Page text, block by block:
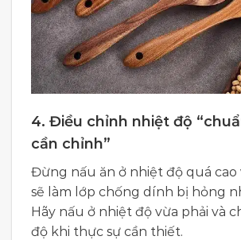
4. Điều chỉnh nhiệt độ
cần chỉnh”
Đừng nấu ăn ở nhiệt độ quá cao
sẽ làm lớp chống dính bị hỏng
Hãy nấu ở nhiệt độ vừa phải và
độ khi thực sự cần thiết.